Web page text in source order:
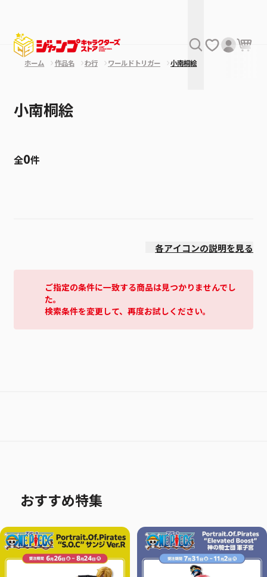
ホーム 作品名 わ行 ワールドトリガー 小南桐絵
小南桐絵
全0件
各アイコンの説明を見る
ご指定の条件に一致する商品は見つかりませんでし
た。
検索条件を変更して、再度お試しください。
おすすめ特集